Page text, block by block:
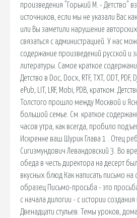
произведения "Горький М. - Детство"
источников, если мы не указали Вас
или Вы заметили нарушение
связаться с администрацией. У нас
содержание произведений русской и
литературы. Самое краткое
Детство в Doc, Docx, RTF, TXT, ODT, PDF,
ePub, LIT, LRF, Mobi, PDB, кратком.
Толстого прошло между Москвой и
большой семье. См. краткое
часов утра, как всегда, пробило
Искренне ваш Шурик Глава 1 . Отец
Сигизмундович Левандовский 3. Во
обеда в честь директора на десерт
вкусных блюд Как написать письмо
образец Письмо-просьба - это
с начала дилогии - с истории
Двенадцати стульев. Темы уроков,